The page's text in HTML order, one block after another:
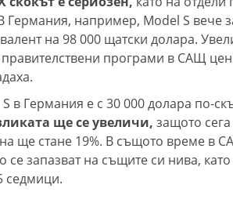
Германия, например, Model S вече
на 98 000 щатски долара.
програми в САЩ
в Германия е с 30 000 долара по-
ще се увеличи, защото
ще стане 19%. В същото време в
се запазват на същите си нива,
седмици.